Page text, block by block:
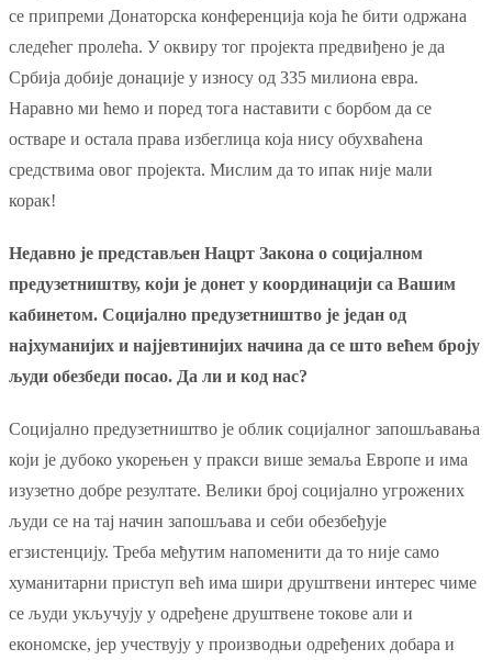
се припреми Донаторска конференција која ће бити одржана
следећег пролећа. У оквиру тог пројекта предвиђено је да
Србија добије донације у износу од 335 милиона евра.
Наравно ми ћемо и поред тога наставити с борбом да се
остваре и остала права избеглица која нису обухваћена
средствима овог пројекта. Мислим да то ипак није мали
корак!
Недавно је представљен Нацрт Закона о социјалном
предузетништву, који је донет у координацији са Вашим
кабинетом. Социјално предузетништво је један од
најхуманијих и најјевтинијих начина да се што већем броју
људи обезбеди посао. Да ли и код нас?
Социјално предузетништво је облик социјалног запошљавања
који је дубоко укорењен у пракси више земаља Европе и има
изузетно добре резултате. Велики број социјално угрожених
људи се на тај начин запошљава и себи обезбеђује
егзистенцију. Треба међутим напоменити да то није само
хуманитарни приступ већ има шири друштвени интерес чиме
се људи укључују у одређене друштвене токове али и
економске, јер учествују у производњи одређених добара и